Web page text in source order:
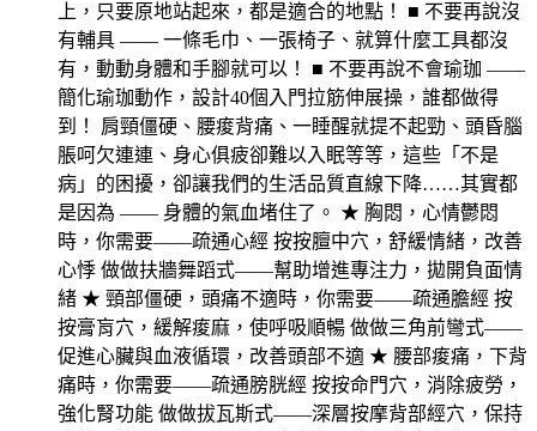
上，只要原地站起來，都是適合的地點！ ■ 不要再說沒
有輔具 —— 一條毛巾、一張椅子、就算什麼工具都沒
有，動動身體和手腳就可以！ ■ 不要再說不會瑜珈 ——
簡化瑜珈動作，設計40個入門拉筋伸展操，誰都做得
到！ 肩頸僵硬、腰痠背痛、一睡醒就提不起勁、頭昏腦
脹呵欠連連、身心俱疲卻難以入眠等等，這些「不是
病」的困擾，卻讓我們的生活品質直線下降……其實都
是因為 —— 身體的氣血堵住了。 ★ 胸悶，心情鬱悶
時，你需要——疏通心經 按按膻中穴，舒緩情緒，改善
心悸 做做扶牆舞蹈式——幫助增進專注力，拋開負面情
緒 ★ 頸部僵硬，頭痛不適時，你需要——疏通膽經 按
按膏肓穴，緩解痠麻，使呼吸順暢 做做三角前彎式——
促進心臟與血液循環，改善頭部不適 ★ 腰部痠痛，下背
痛時，你需要——疏通膀胱經 按按命門穴，消除疲勞，
強化腎功能 做做拔瓦斯式——深層按摩背部經穴，保持